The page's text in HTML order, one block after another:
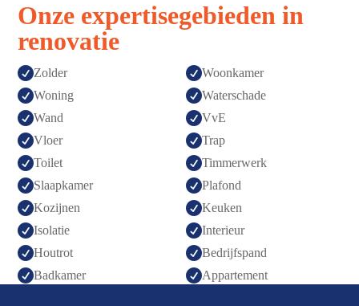
Onze expertisegebieden in
renovatie
Zolder Woonkamer
Woning Waterschade
Wand VvE
Vloer Trap
Toilet Timmerwerk
Slaapkamer Plafond
Kozijnen Keuken
Isolatie Interieur
Houtrot Bedrijfspand
Badkamer Appartement